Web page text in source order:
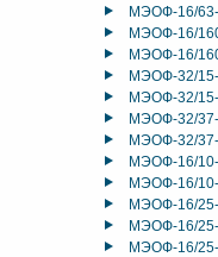
МЭОФ-16/
МЭОФ-16/
МЭОФ-16/
МЭОФ-32/
МЭОФ-32/
МЭОФ-32/
МЭОФ-32/
МЭОФ-16/
МЭОФ-16/
МЭОФ-16/
МЭОФ-16/
МЭОФ-16/